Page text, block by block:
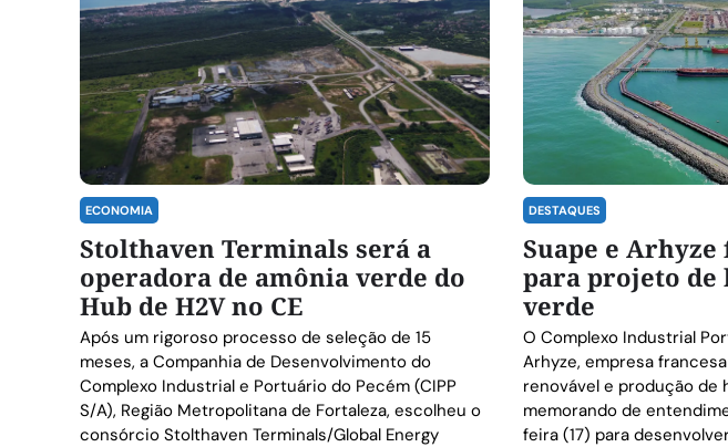
ECONOMIA
Stolthaven Terminals será a
operadora de amônia verde do
Hub de H2V no CE
Após um rigoroso processo de seleção de 15
meses, a Companhia de Desenvolvimento do
Complexo Industrial e Portuário do Pecém (CIPP
S/A), Região Metropolitana de Fortaleza, escolheu o
consórcio Stolthaven Terminals/Global Energy
DESTAQUES
Suape e
para projeto de
verde
O Complexo Industrial
Arhyze, empresa
renovável e produção de
memorando de
feira (17) para